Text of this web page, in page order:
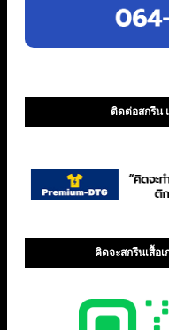
ติดต่อสกรีน แ
คิดจะสกรีนเสื้อ